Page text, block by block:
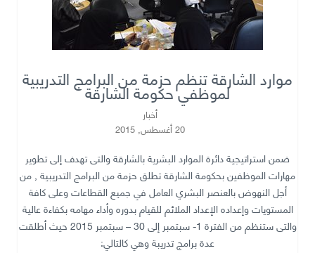
موارد الشارقة تنظم حزمة من البرامج التدريبية
لموظفي حكومة الشارقة
أخبار
20 أغسطس, 2015
ضمن استراتيجية دائرة الموارد البشرية بالشارقة والتى تهدف إلى تطوير
مهارات الموظفين بحكومة الشارقة تطلق حزمة من البرامج التدريبية , من
أجل النهوض بالعنصر البشري العامل في جميع القطاعات وعلى كافة
المستويات وإعداده الإعداد الملائم للقيام بدوره وأداء مهامه بكفاءة عالية
والتى ستنظم من الفترة 1- سبتمبر إلى 30 – سبتمبر 2015 حيث أطلقت
عدة برامج تدريبة وهي كالتالي: